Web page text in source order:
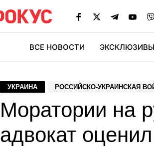
ВСЕ НОВОСТИ ЭКСКЛЮЗИВЫ
УКРАИНА РОССИЙСКО-УКРАИНСКАЯ
Моратории на
адвокат